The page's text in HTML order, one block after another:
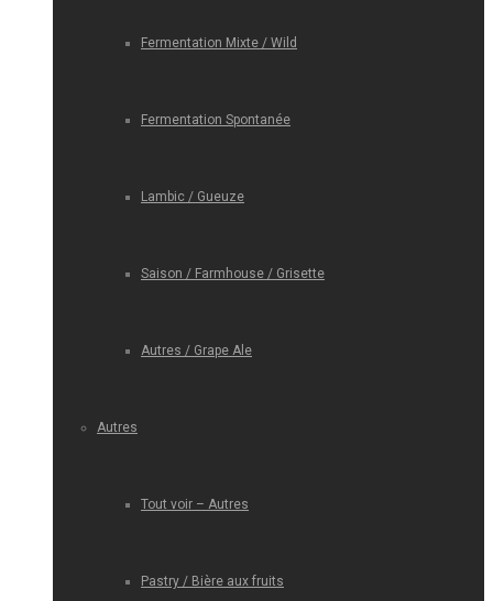
Fermentation Mixte / Wild
Fermentation Spontanée
Lambic / Gueuze
Saison / Farmhouse / Grisette
Autres / Grape Ale
Autres
Tout voir – Autres
Pastry / Bière aux fruits